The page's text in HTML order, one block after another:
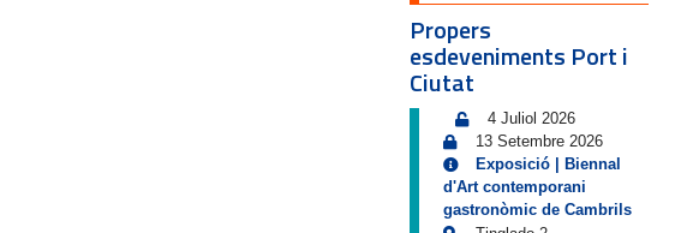
Propers
esdeveniments Port i
Ciutat
4 Juliol 2026
13 Setembre 2026
Exposició | Biennal
d'Art contemporani
gastronòmic de Cambrils